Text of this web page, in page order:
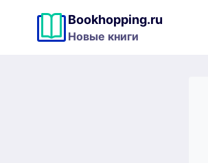
содержимому
Bookhopping.ru
Новые книги